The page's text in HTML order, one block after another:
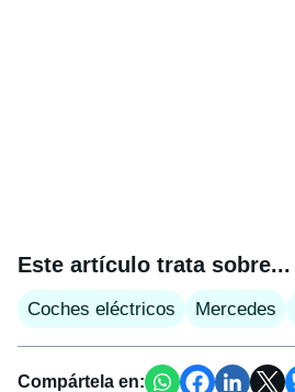
Este artículo trata sobre...
Coches eléctricos Mercedes
Compártela en: